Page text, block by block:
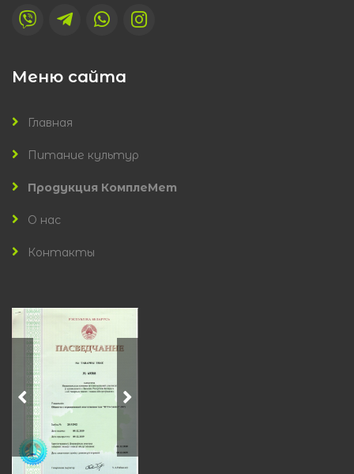
Меню сайта
Главная
Питание культур
Продукция КомплеМет
О нас
Контакты